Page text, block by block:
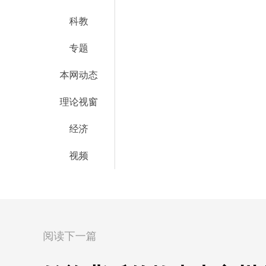
科教
专题
本网动态
理论视窗
经济
视频
阅读下一篇